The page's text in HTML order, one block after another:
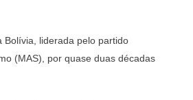
Bolívia, liderada pelo partido
(MAS), por quase duas décadas